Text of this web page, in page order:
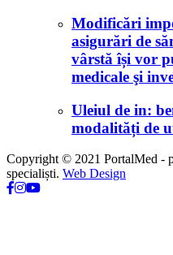
Modificări
asigurări de
vârstă își vor
medicale şi
Uleiul de in:
modalități de
Copyright © 2021 PortalMed -
specialiști. Web Design